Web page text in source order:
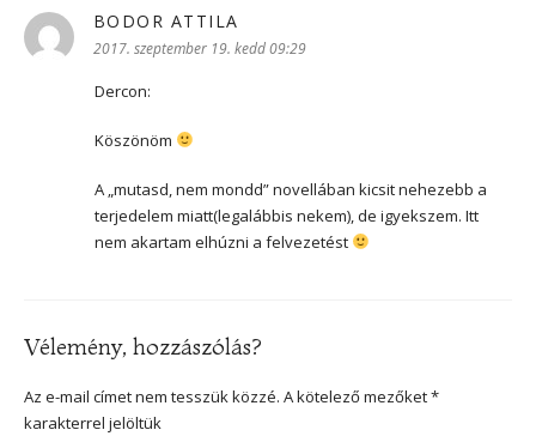
BODOR ATTILA
2017. szeptember 19. kedd 09:29
Dercon:
Köszönöm
A „mutasd, nem mondd” novellában kicsit nehezebb a
terjedelem miatt(legalábbis nekem), de igyekszem. Itt
nem akartam elhúzni a felvezetést
Vélemény, hozzászólás?
Az e-mail címet nem tesszük közzé. A kötelező mezőket*
karakterrel jelöltük